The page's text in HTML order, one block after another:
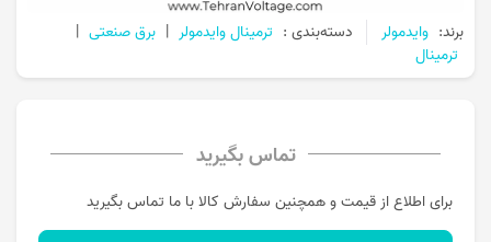
برند: وایدمولر دسته‌بندی : ترمینال وایدمولر | برق صنعتی |
ترمینال
تماس بگیرید
برای اطلاع از قیمت و همچنین سفارش کالا با ما تماس بگیرید